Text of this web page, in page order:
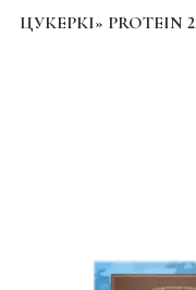
ЦУКЕРКІ» PROTEIN